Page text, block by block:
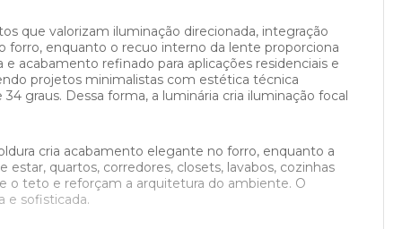
que valorizam iluminação direcionada, integração
enquanto o recuo interno da lente proporciona
acabamento refinado para aplicações residenciais e
projetos minimalistas com estética técnica
graus. Dessa forma, a luminária cria iluminação focal
cria acabamento elegante no forro, enquanto a
quartos, corredores, closets, lavabos, cozinhas
o teto e reforçam a arquitetura do ambiente. O
e sofisticada.